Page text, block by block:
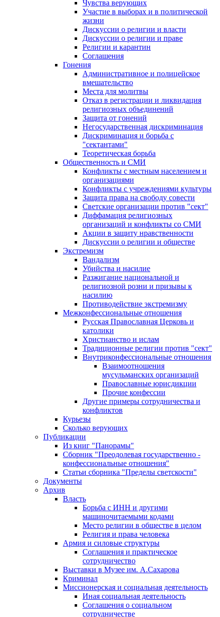
Чувства верующих
Участие в выборах и в политической
жизни
Дискуссии о религии и власти
Дискуссии о религии и праве
Религии и карантин
Соглашения
Гонения
Административное и полицейское
вмешательство
Места для молитвы
Отказ в регистрации и ликвидация
религиозных объединений
Защита от гонений
Негосударственная дискриминация
Дискриминация и борьба с
"сектантами"
Теоретическая борьба
Общественность и СМИ
Конфликты с местным населением и
организациями
Конфликты с учреждениями культуры
Защита права на свободу совести
Светские организации против "сект"
Диффамация религиозных
организаций и конфликты со СМИ
Акции в защиту нравственности
Дискуссии о религии и обществе
Экстремизм
Вандализм
Убийства и насилие
Разжигание национальной и
религиозной розни и призывы к
насилию
Противодействие экстремизму
Межконфессиональные отношения
Русская Православная Церковь и
католики
Христианство и ислам
Традиционные религии против "сект"
Внутриконфессиональные отношения
Взаимоотношения
мусульманских организаций
Православные юрисдикции
Прочие конфессии
Другие примеры сотрудничества и
конфликтов
Курьезы
Сколько верующих
Публикации
Из книг "Панорамы"
Сборник "Преодолевая государственно -
конфессиональные отношения"
Статьи сборника "Пределы светскости"
Документы
Архив
Власть
Борьба с ИНН и другими
машиночитаемыми кодами
Место религии в обществе в целом
Религия и права человека
Армия и силовые структуры
Соглашения и практическое
сотрудничество
Выставки в Музее им. А.Сахарова
Криминал
Миссионерская и социальная деятельность
Иная социальная деятельность
Соглашения о социальном
сотрудничестве